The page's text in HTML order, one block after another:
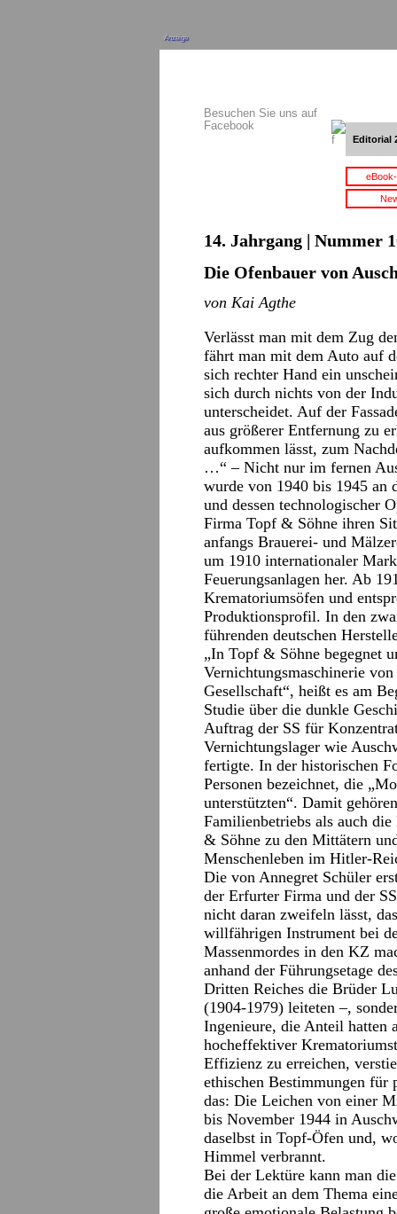
Anzeige
Besuchen Sie uns auf
Facebook
Editorial
14. Jahrgang | Nummer
Die Ofenbauer von
von Kai Agthe
Verlässt man mit dem Zug
fährt man mit dem Auto auf
sich rechter Hand ein
sich durch nichts von der
unterscheidet. Auf der
aus größerer Entfernung zu
aufkommen lässt, zum
…“ – Nicht nur im fernen
wurde von 1940 bis 1945 an
und dessen technologischer
Firma Topf & Söhne ihren
anfangs Brauerei- und
um 1910 internationaler
Feuerungsanlagen her. Ab
Krematoriumsöfen und
Produktionsprofil. In den
führenden deutschen
„In Topf & Söhne begegnet
Vernichtungsmaschinerie
Gesellschaft“, heißt es am
Studie über die dunkle
Auftrag der SS für
Vernichtungslager wie
fertigte. In der historischen
Personen bezeichnet, die
unterstützten“. Damit
Familienbetriebs als auch
& Söhne zu den Mittätern
Menschenleben im Hitler-
Die von Annegret Schüler
der Erfurter Firma und der
nicht daran zweifeln lässt,
willfährigen Instrument bei
Massenmordes in den KZ
anhand der Führungsetage
Dritten Reiches die Brüder
(1904-1979) leiteten –,
Ingenieure, die Anteil hatten
hocheffektiver
Effizienz zu erreichen,
ethischen Bestimmungen für
das: Die Leichen von einer
bis November 1944 in
daselbst in Topf-Öfen und,
Himmel verbrannt.
Bei der Lektüre kann man
die Arbeit an dem Thema